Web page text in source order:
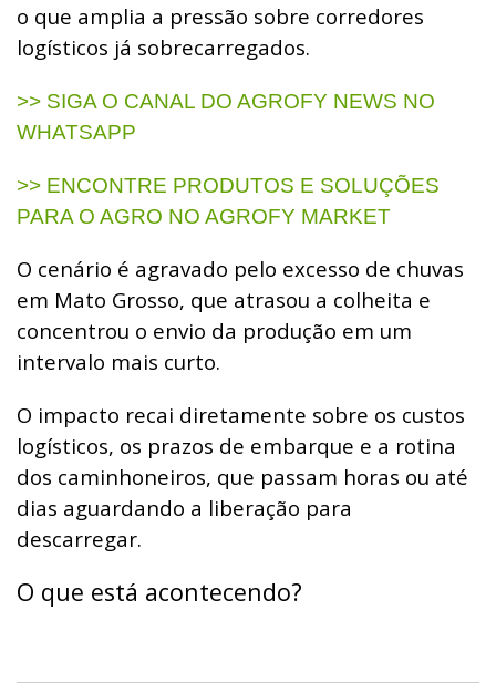
o que amplia a pressão sobre corredores
logísticos já sobrecarregados.
>> SIGA O CANAL DO AGROFY NEWS NO
WHATSAPP
>> ENCONTRE PRODUTOS E SOLUÇÕES
PARA O AGRO NO AGROFY MARKET
O cenário é agravado pelo excesso de chuvas
em Mato Grosso, que atrasou a colheita e
concentrou o envio da produção em um
intervalo mais curto.
O impacto recai diretamente sobre os custos
logísticos, os prazos de embarque e a rotina
dos caminhoneiros, que passam horas ou até
dias aguardando a liberação para
descarregar.
O que está acontecendo?